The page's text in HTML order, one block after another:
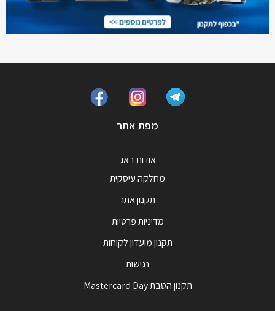
מפת אתר
אודות באג
מחלקה עיסקית
תקנון אתר
מדיניות פרטיות
תקנון מועדון לקוחות
נגישות
תקנון הטבת Mastercard Day